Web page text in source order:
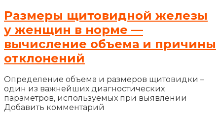
Размеры щитовидной железы
у женщин в норме —
вычисление объема и причины
отклонений
Определение объема и размеров щитовидки –
один из важнейших диагностических
параметров, используемых при выявлении
Добавить комментарий